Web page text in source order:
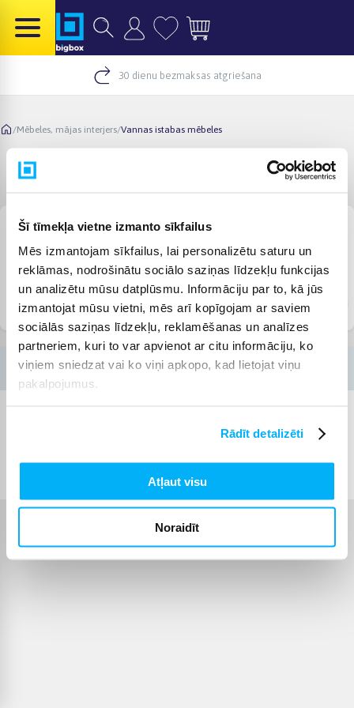
Šī tīmekļa vietne izmanto sīkfailus
Mēs izmantojam sīkfailus, lai personalizētu saturu un
reklāmas, nodrošinātu sociālo saziņas līdzekļu funkcijas
un analizētu mūsu datplūsmu. Informāciju par to, kā jūs
izmantojat mūsu vietni, mēs arī kopīgojam ar saviem
sociālās saziņas līdzekļu, reklamēšanas un analīzes
partneriem, kuri to var apvienot ar citu informāciju, ko
viņiem sniedzat vai ko viņi apkopo, kad lietojat viņu
pakalpojumus.
Rādīt detalizēti
Atļaut visu
Noraidīt
30 dienu bezmaksas atgriešana
/Mēbeles, mājas interjers/Vannas istabas mēbeles
Vannas istabas mēbeles
Vannas komplekti Vannas istabas skapji Vannas istabas spoguļi